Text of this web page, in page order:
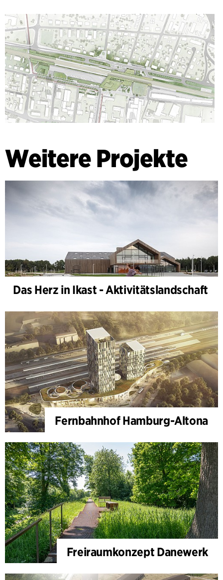
Weitere Projekte
Das Herz in Ikast - Aktivitätslandschaft
Fernbahnhof Hamburg-Altona
Freiraumkonzept Danewerk